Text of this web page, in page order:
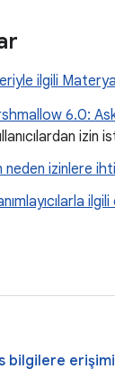
ilgili
6.0:
izin
neden izinlere
bilgilere erişimi